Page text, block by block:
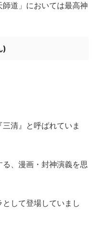
道」においては最高神
)
清』と呼ばれていま
、漫画・封神演義を思
して登場していまし